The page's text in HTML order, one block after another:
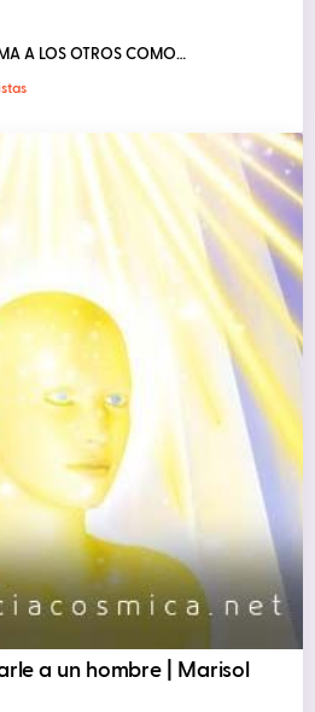
A LOS OTROS COMO…
a un hombre | Marisol